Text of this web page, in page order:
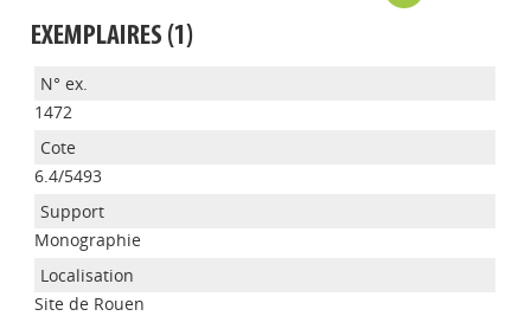
EXEMPLAIRES (1)
1472
6.4/5493
Monographie
Site de Rouen